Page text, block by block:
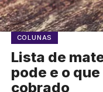
COLUNAS
Lista de
pode e o
cobrado